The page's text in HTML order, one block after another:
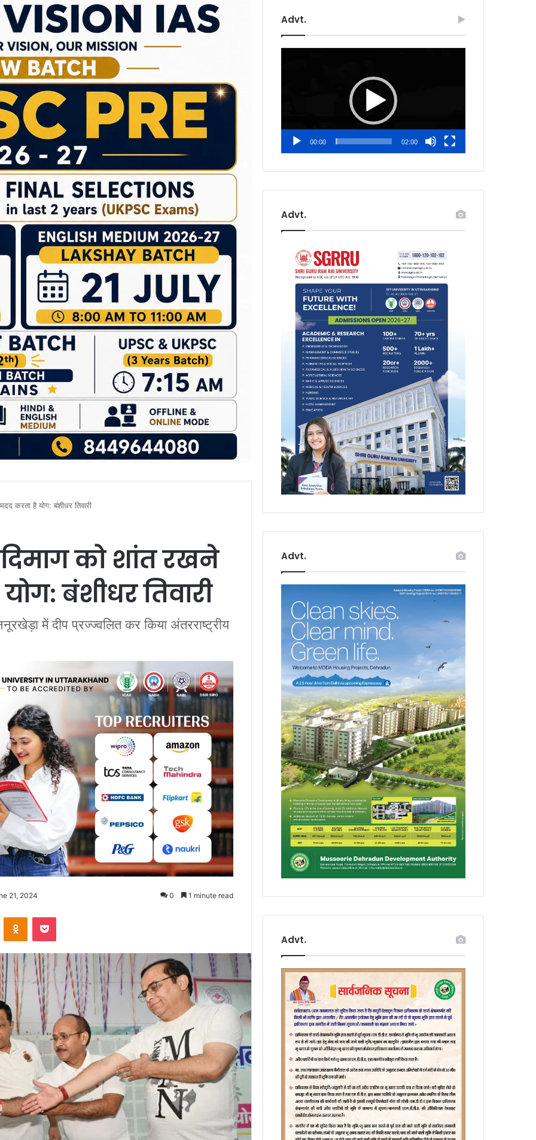
करता है योग: बंशीधर तिवारी
को शांत रखने
बंशीधर तिवारी
ननूरखेड़ा में दीप प्रज्ज्वलित कर किया अंतरराष्ट्रीय
21, 2024 0 1 minute read
Advt.
00:00 02:00
Advt.
Advt.
Advt.